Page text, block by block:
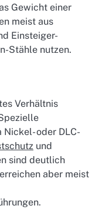
Gewicht einer
meist aus
Einsteiger-
Stähle nutzen.
Verhältnis
oder DLC-
und
sind deutlich
aber meist